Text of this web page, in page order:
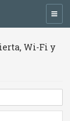
Wi-Fi y